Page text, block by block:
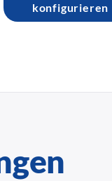
konfigurieren